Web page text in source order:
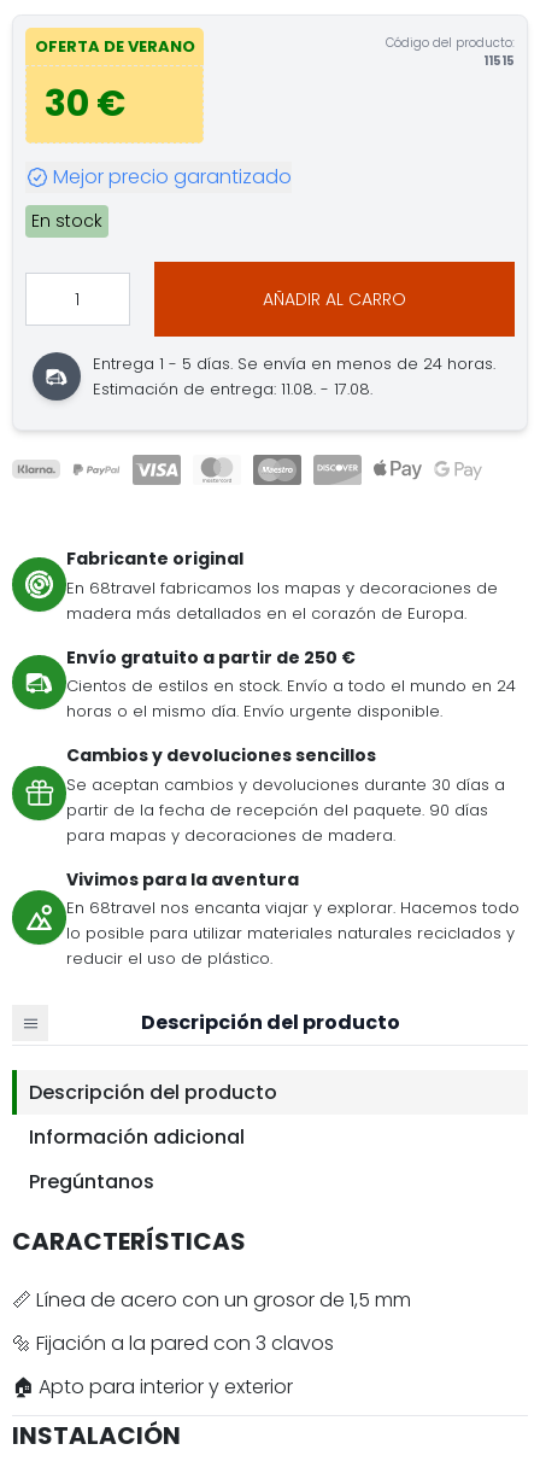
OFERTA DE VERANO
30 €
Código del producto:
11515
Mejor precio garantizado
En stock
AÑADIR AL CARRO
Entrega 1 - 5 días. Se envía en menos de 24 horas.
Estimación de entrega: 11.08. - 17.08.
Fabricante original
En 68travel fabricamos los mapas y decoraciones de
madera más detallados en el corazón de Europa.
Envío gratuito a partir de 250 €
Cientos de estilos en stock. Envío a todo el mundo en 24
horas o el mismo día. Envío urgente disponible.
Cambios y devoluciones sencillos
Se aceptan cambios y devoluciones durante 30 días a
partir de la fecha de recepción del paquete. 90 días
para mapas y decoraciones de madera.
Vivimos para la aventura
En 68travel nos encanta viajar y explorar. Hacemos todo
lo posible para utilizar materiales naturales reciclados y
reducir el uso de plástico.
Descripción del producto
Descripción del producto
Información adicional
Pregúntanos
CARACTERÍSTICAS
📏 Línea de acero con un grosor de 1,5 mm
🔩 Fijación a la pared con 3 clavos
🏠 Apto para interior y exterior
INSTALACIÓN